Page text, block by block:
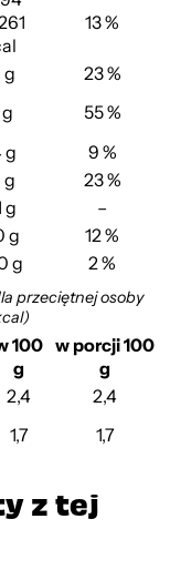
13 %
g
23 %
g
55 %
g
9 %
g
23 %
g
–
g
12 %
g 2 %
przeciętnej osoby
100
g
w porcji 100
g
2,4
2,4
1,7 1,7
z tej